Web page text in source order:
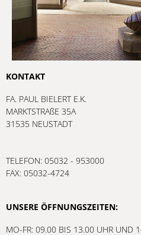
KONTAKT
FA. PAUL BIELERT E.K.
MARKTSTRAßE 35A
31535 NEUSTADT
TELEFON: 05032 - 953000
FAX: 05032-4724
UNSERE ÖFFNUNGSZEITEN:
MO-FR: 09.00 BIS 13.00 UHR UND